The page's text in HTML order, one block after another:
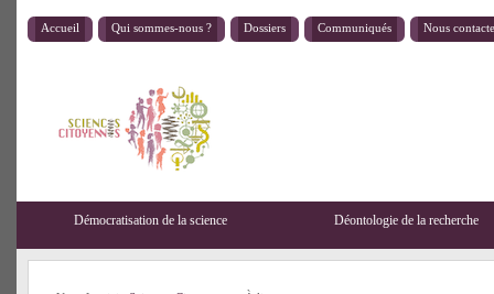
Accueil Qui sommes-nous ? Dossiers Communiqués Nous
Démocratisation de la science Déontologie de la recherche